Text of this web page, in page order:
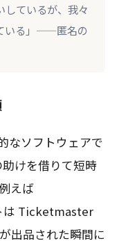
しているが、我々
いる」——匿名の
なソフトウェアで
けを借りて短時
えば
は Ticketmaster
出品された瞬間に